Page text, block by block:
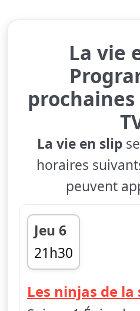
La vie
La vie en slip
horaires
peuvent
Jeu 6
21h30
fin 21h41
Les ninjas de